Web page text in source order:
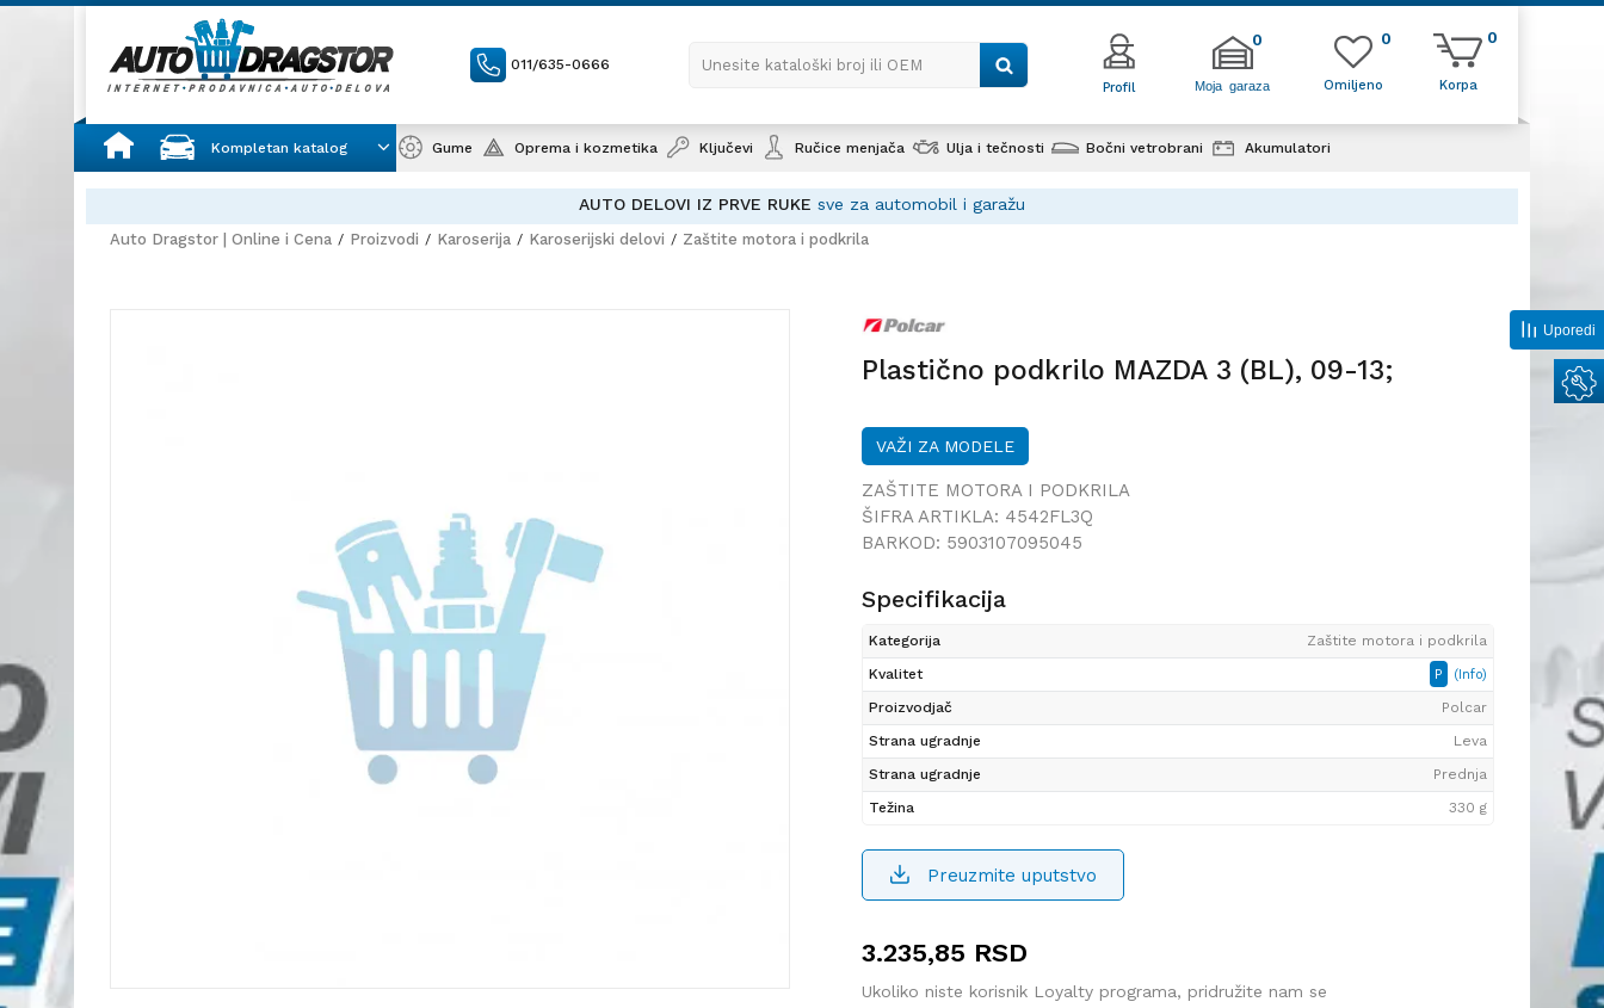
011/635-0666 Unesite kataloški broj ili OEM
Profil Moja garaza
0
Korpa
0
Omiljeno
0
Kompletan katalog Gume Oprema i kozmetika Ključevi Ručice menjača Ulja i tečnosti Bočni vetrobrani Akumulatori
AUTO DELOVI IZ PRVE RUKE sve za automobil i garažu
Auto Dragstor | Online i Cena Proizvodi Karoserija Karoserijski delovi Zaštite motora i podkrila
Plastično podkrilo MAZDA 3 (BL), 09-13;
VAŽI ZA MODELE
ZAŠTITE MOTORA I PODKRILA
ŠIFRA ARTIKLA: 4542FL3Q
BARKOD: 5903107095045
Specifikacija
Kategorija
Zaštite motora i podkrila
Kvalitet
P (Info)
Proizvodjač
Polcar
Strana ugradnje
Leva
Strana ugradnje
Prednja
Težina
330 g
Preuzmite uputstvo
3.235,85 RSD
Ukoliko niste korisnik Loyalty programa, pridružite nam se
Uporedi